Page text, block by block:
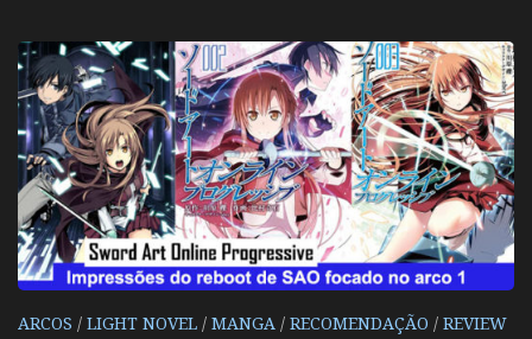
ARCOS / LIGHT NOVEL / MANGA / RECOMENDAÇÃO / REVIEW